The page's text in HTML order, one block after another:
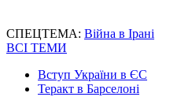
СПЕЦТЕМА: Війна в Ірані
ВСІ ТЕМИ
Вступ України в ЄС
Теракт в Барселоні